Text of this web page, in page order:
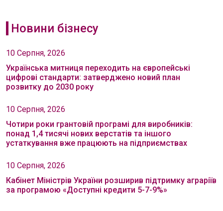
Новини бізнесу
10 Серпня, 2026
Українська митниця переходить на європейські
цифрові стандарти: затверджено новий план
розвитку до 2030 року
10 Серпня, 2026
Чотири роки грантовій програмі для виробників:
понад 1,4 тисячі нових верстатів та іншого
устаткування вже працюють на підприємствах
10 Серпня, 2026
Кабінет Міністрів України розширив підтримку аграріїв
за програмою «Доступні кредити 5-7-9%»